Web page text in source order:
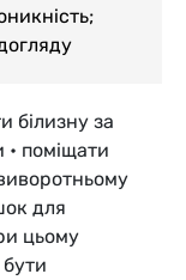
білизну за
• поміщати
для
цьому